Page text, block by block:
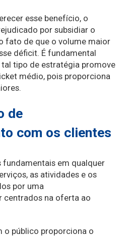
esse benefício, o
por subsidiar o
fato de que o volume maior
déficit. É fundamental
tipo de estratégia promove
médio, pois proporciona
de
com os clientes
fundamentais em qualquer
as atividades e os
por uma
centrados na oferta ao
o público proporciona o